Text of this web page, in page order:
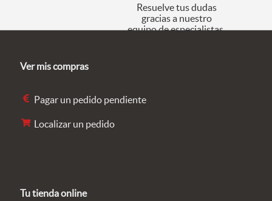
Resuelve tus dudas
gracias a nuestro
equipo de especialistas.
Ver mis compras
Pagar un pedido pendiente
Localizar un pedido
Tu tienda online